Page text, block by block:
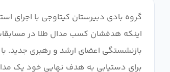
گروه بادی دبیرستان کیتاوجی با اجرای
اینکه هدفشان کسب مدال طلا در
بازنشستگی اعضای ارشد و رهبری جدید.
برای دستیابی به هدف نهایی خود یک